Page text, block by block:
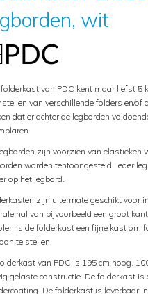
wit
folderkast van PDC kent maar liefst 5
van verschillende folders en/of
dat er achter de legborden
zijn voorzien van
worden tentoongesteld. Ieder
op het legbord.
zijn uitermate geschikt voor
hal van bijvoorbeeld een groot
is de folderkast een fijne kast om
te stellen.
van PDC is 195 cm hoog,
gelaste constructie. De folderkast
De folderkast is leverbaar